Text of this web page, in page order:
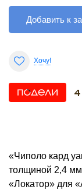
Добавить к
Хочу!
4
«Чиполо кард
толщиной 2,4
«Локатор» для